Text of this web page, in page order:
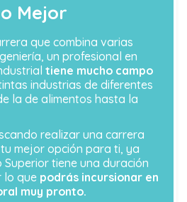
Mejor
que combina varias
un profesional en
tiene mucho campo
industrias de diferentes
la de alimentos hasta la
realizar una carrera
mejor opción para ti, ya
Superior tiene una duración
lo que podrás incursionar en
muy pronto.